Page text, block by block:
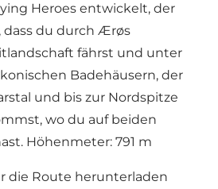
Heroes entwickelt, der
dass du durch Ærøs
fährst und unter
Badehäusern, der
und bis zur Nordspitze
wo du auf beiden
Höhenmeter: 791 m
die Route herunterladen